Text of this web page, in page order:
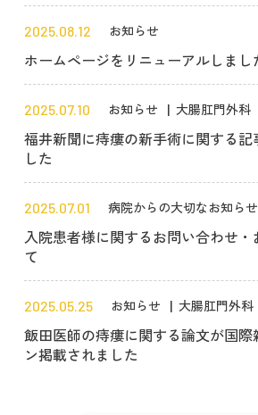
2025.08.12 お知らせ
ホームページをリニューアルしまし
2025.07.10 お知らせ 大腸肛門外科
福井新聞に痔瘻の新手術に関する記
した
2025.07.01 病院からの大切なお知らせ
入院患者様に関するお問い合わせ・
て
2025.05.25 お知らせ 大腸肛門外科
飯田医師の痔瘻に関する論文が国際
ン掲載されました